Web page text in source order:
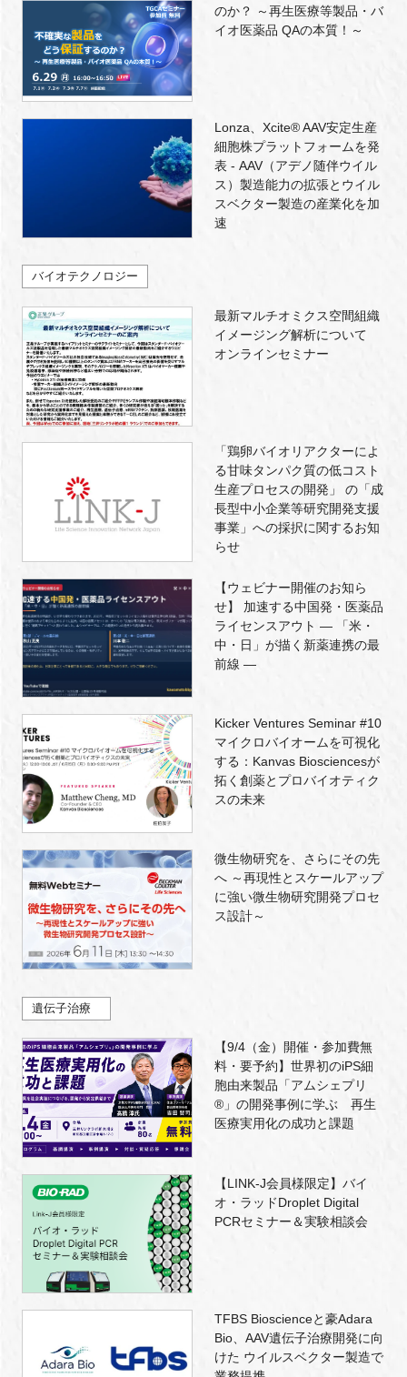
のか？ ～再生医療等製品・バ
イオ医薬品 QAの本質！～
Lonza、Xcite® AAV安定生産
細胞株プラットフォームを発
表 - AAV（アデノ随伴ウイル
ス）製造能力の拡張とウイル
スベクター製造の産業化を加
速
バイオテクノロジー
最新マルチオミクス空間組織
イメージング解析について
オンラインセミナー
「鶏卵バイオリアクターによ
る甘味タンパク質の低コスト
生産プロセスの開発」 の「成
長型中小企業等研究開発支援
事業」への採択に関するお知
らせ
【ウェビナー開催のお知ら
せ】 加速する中国発・医薬品
ライセンスアウト ― 「米・
中・日」が描く新薬連携の最
前線 ―
Kicker Ventures Seminar #10
マイクロバイオームを可視化
する：Kanvas Biosciencesが
拓く創薬とプロバイオティク
スの未来
微生物研究を、さらにその先
へ ～再現性とスケールアップ
に強い微生物研究開発プロセ
ス設計～
遺伝子治療
【9/4（金）開催・参加費無
料・要予約】世界初のiPS細
胞由来製品「アムシェプリ
®」の開発事例に学ぶ 再生
医療実用化の成功と課題
【LINK-J会員様限定】バイ
オ・ラッドDroplet Digital
PCRセミナー＆実験相談会
TFBS Bioscienceと豪Adara
Bio、AAV遺伝子治療開発に向
けた ウイルスベクター製造で